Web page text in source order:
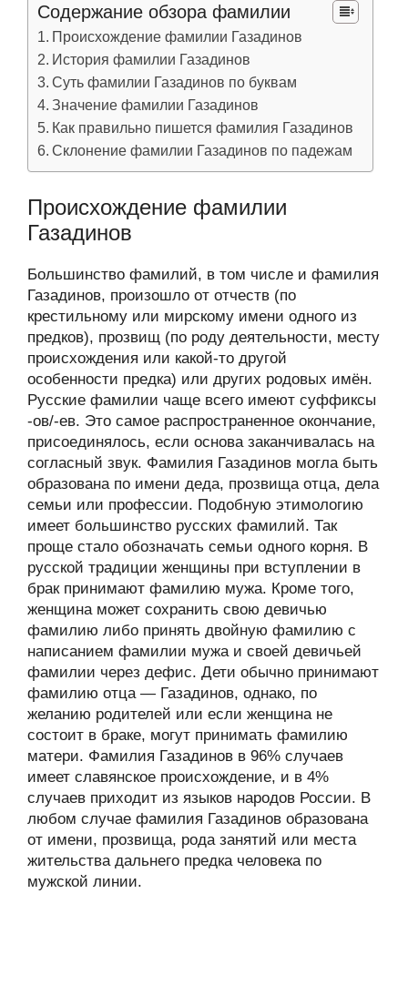
Содержание обзора фамилии
Происхождение фамилии Газадинов
История фамилии Газадинов
Суть фамилии Газадинов по буквам
Значение фамилии Газадинов
Как правильно пишется фамилия Газадинов
Склонение фамилии Газадинов по падежам
Происхождение фамилии
Газадинов
Большинство фамилий, в том числе и фамилия
Газадинов, произошло от отчеств (по
крестильному или мирскому имени одного из
предков), прозвищ (по роду деятельности, месту
происхождения или какой-то другой
особенности предка) или других родовых имён.
Русские фамилии чаще всего имеют суффиксы
-ов/-ев. Это самое распространенное окончание,
присоединялось, если основа заканчивалась на
согласный звук. Фамилия Газадинов могла быть
образована по имени деда, прозвища отца, дела
семьи или профессии. Подобную этимологию
имеет большинство русских фамилий. Так
проще стало обозначать семьи одного корня. В
русской традиции женщины при вступлении в
брак принимают фамилию мужа. Кроме того,
женщина может сохранить свою девичью
фамилию либо принять двойную фамилию с
написанием фамилии мужа и своей девичьей
фамилии через дефис. Дети обычно принимают
фамилию отца — Газадинов, однако, по
желанию родителей или если женщина не
состоит в браке, могут принимать фамилию
матери. Фамилия Газадинов в 96% случаев
имеет славянское происхождение, и в 4%
случаев приходит из языков народов России. В
любом случае фамилия Газадинов образована
от имени, прозвища, рода занятий или места
жительства дальнего предка человека по
мужской линии.